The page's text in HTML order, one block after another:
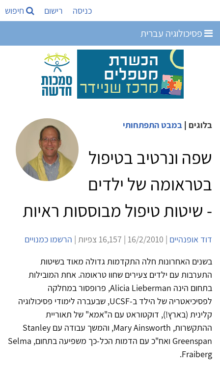
כניסה רישום חיפוש
פסיכולוגיה עברית
בלוגים | במבט התפתחותי
שפה ונרטיב בטיפול
בטראומה של ילדים
- שיטות טיפול מבוססות ראיות
דוד אופנהיים | 16/2/2010 | 16,157 צפיות |
הרשמו כמנויים
בשנים האחרונות חלה התקדמות גדולה מאוד בשיטות
התערבות עם ילדים צעירים שחוו טראומה. אחת המובילות
בתחום הינה Alicia Lieberman, פרופסור במחלקה
לפסיכיאטריה של הילד ב-UCSF, שבעברה לימודי פסיכולוגיה
קלינית (בארץ!), דוקטוראט עם ה"אמא" של תאוריית
ההתקשרות, Mary Ainsworth, והמשך עבודה עם Stanley
Greenspan ואח"כ עם הדמות הכל-כך משפיעה בתחום, Selma
Fraiberg.